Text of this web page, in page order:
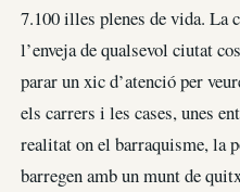
7.100 illes plenes de vida. La
l’enveja de qualsevol ciutat
parar un xic d’atenció per
els carrers i les cases, unes
realitat on el barraquisme, la
barregen amb un munt de